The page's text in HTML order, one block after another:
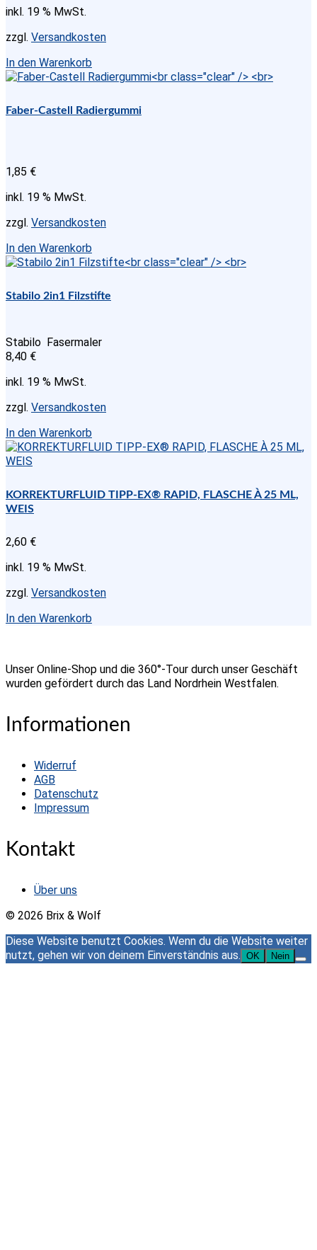
inkl. 19 % MwSt.
zzgl. Versandkosten
In den Warenkorb
Faber-Castell Radiergummi
1,85 €
inkl. 19 % MwSt.
zzgl. Versandkosten
In den Warenkorb
Stabilo 2in1 Filzstifte
Stabilo Fasermaler
8,40 €
inkl. 19 % MwSt.
zzgl. Versandkosten
In den Warenkorb
KORREKTURFLUID TIPP-EX® RAPID, FLASCHE À 25 ML,
WEIS
2,60 €
inkl. 19 % MwSt.
zzgl. Versandkosten
In den Warenkorb
Unser Online-Shop und die 360°-Tour durch unser Geschäft
wurden gefördert durch das Land Nordrhein Westfalen.
Informationen
Widerruf
AGB
Datenschutz
Impressum
Kontakt
Über uns
© 2026 Brix & Wolf
Diese Website benutzt Cookies. Wenn du die Website weiter
nutzt, gehen wir von deinem Einverständnis aus. OK Nein